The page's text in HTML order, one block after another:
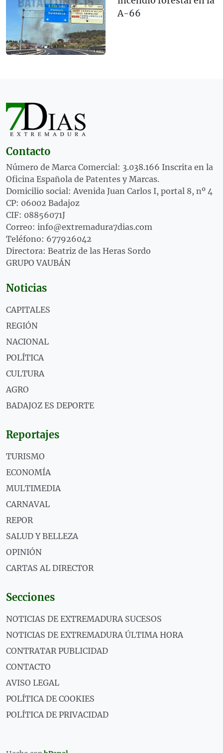
A-66
Contacto
Número de Marca Comercial: 3.038.166 Inscrita en la
Oficina Española de Patentes y Marcas.
Domicilio social: Avenida Juan Carlos I, portal 8, nº 4
CP: 06002 Badajoz
CIF: 08856071J
Correo: info@extremadura7dias.com
Teléfono: 677926042
Directora: Beatriz de las Heras Sordo
GRUPO VAUBÁN
Noticias
CAPITALES
REGIÓN
NACIONAL
POLÍTICA
CULTURA
AGRO
BADAJOZ ES DEPORTE
Reportajes
TURISMO
ECONOMÍA
MULTIMEDIA
CARNAVAL
REPOR
SALUD Y BELLEZA
OPINIÓN
CARTAS AL DIRECTOR
Secciones
NOTICIAS DE EXTREMADURA SUCESOS
NOTICIAS DE EXTREMADURA ÚLTIMA HORA
CONTRATAR PUBLICIDAD
CONTACTO
AVISO LEGAL
POLÍTICA DE COOKIES
POLÍTICA DE PRIVACIDAD